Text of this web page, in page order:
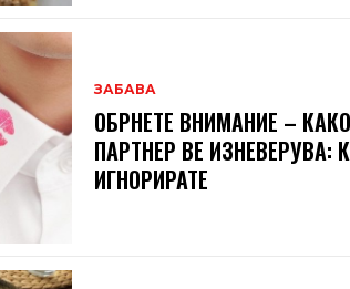
ЗАБАВА
ОБРНЕТЕ ВНИМАНИЕ –
ПАРТНЕР ВЕ
ИГНОРИРАТЕ